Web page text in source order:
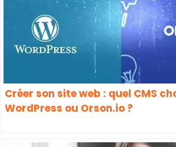
Créer son site web : quel CMS
WordPress ou Orson.io ?